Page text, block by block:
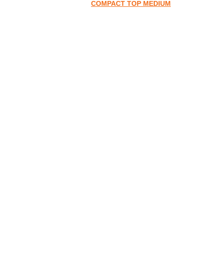
COMPACT TOP MEDIUM